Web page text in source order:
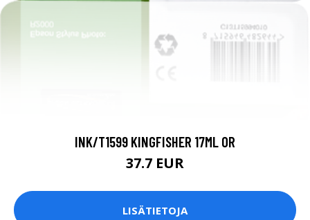
INK/T1599 KINGFISHER 17ML OR
37.7 EUR
LISÄTIETOJA